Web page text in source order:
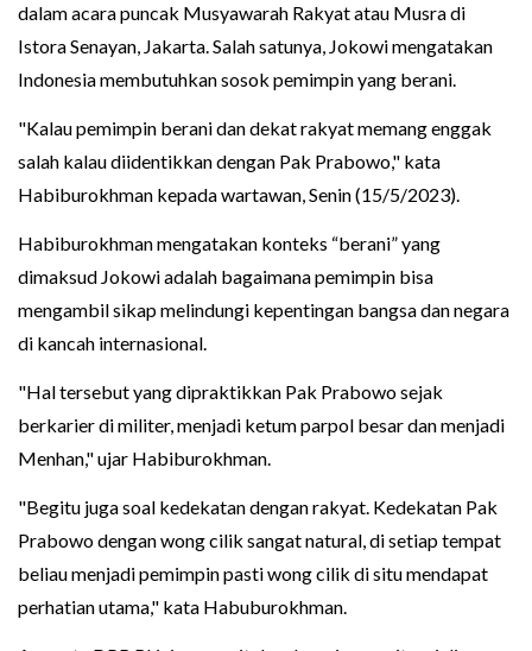
dalam acara puncak Musyawarah Rakyat atau Musra di
Istora Senayan, Jakarta. Salah satunya, Jokowi mengatakan
Indonesia membutuhkan sosok pemimpin yang berani.
"Kalau pemimpin berani dan dekat rakyat memang enggak
salah kalau diidentikkan dengan Pak Prabowo," kata
Habiburokhman kepada wartawan, Senin (15/5/2023).
Habiburokhman mengatakan konteks “berani” yang
dimaksud Jokowi adalah bagaimana pemimpin bisa
mengambil sikap melindungi kepentingan bangsa dan negara
di kancah internasional.
"Hal tersebut yang dipraktikkan Pak Prabowo sejak
berkarier di militer, menjadi ketum parpol besar dan menjadi
Menhan," ujar Habiburokhman.
"Begitu juga soal kedekatan dengan rakyat. Kedekatan Pak
Prabowo dengan wong cilik sangat natural, di setiap tempat
beliau menjadi pemimpin pasti wong cilik di situ mendapat
perhatian utama," kata Habuburokhman.